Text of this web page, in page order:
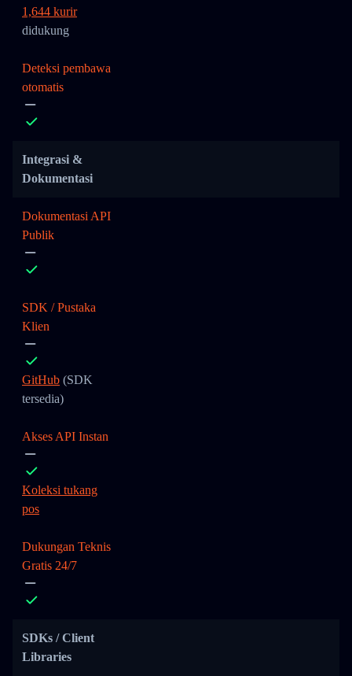
1,644 kurir
didukung
Deteksi pembawa
otomatis
Integrasi &
Dokumentasi
Dokumentasi API
Publik
SDK / Pustaka
Klien
GitHub (SDK
tersedia)
Akses API Instan
Koleksi tukang
pos
Dukungan Teknis
Gratis 24/7
SDKs / Client
Libraries